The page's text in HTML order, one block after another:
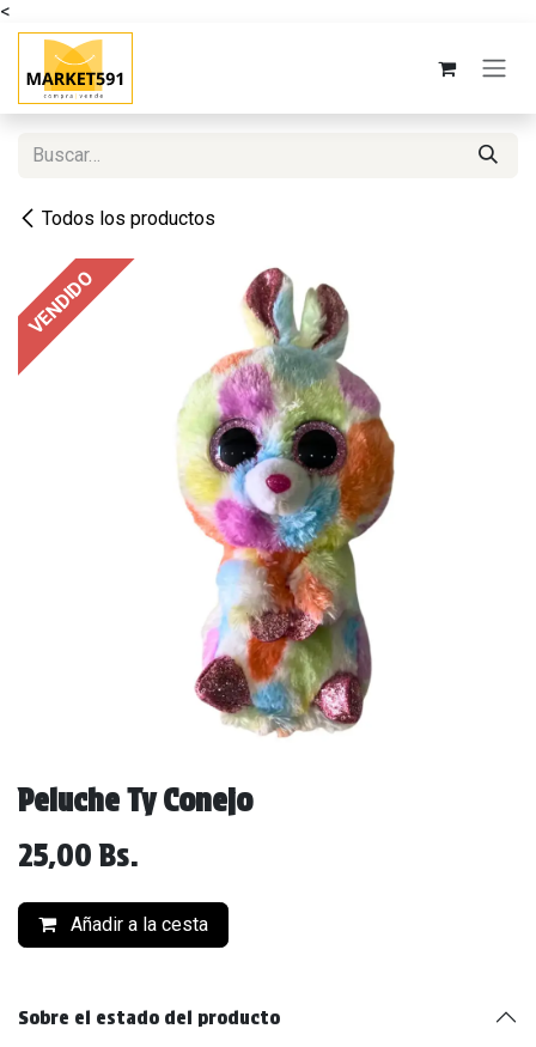
<
Ir al contenido
Todos los productos
VENDIDO
Peluche Ty Conejo
25,00 Bs.
Añadir a la cesta
Sobre el estado del producto